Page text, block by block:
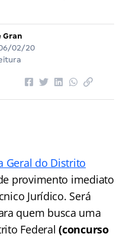
Gran
02/20
Geral do Distrito
provimento imediato
Jurídico. Será
quem busca uma
Federal(concurso